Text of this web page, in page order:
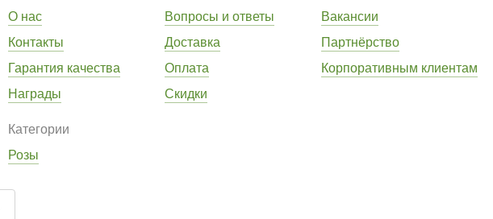
О нас
Контакты
Гарантия качества
Награды
Вопросы и ответы
Доставка
Оплата
Скидки
Вакансии
Партнёрство
Корпоративным клиентам
Категории
Розы